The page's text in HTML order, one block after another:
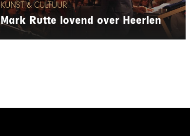
KUNST & CULTUUR
Mark Rutte lovend over Heerlen